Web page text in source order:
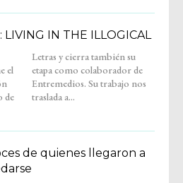
LIVING IN THE ILLOGICAL
el
de
de
traslada a...
de quienes llegaron a